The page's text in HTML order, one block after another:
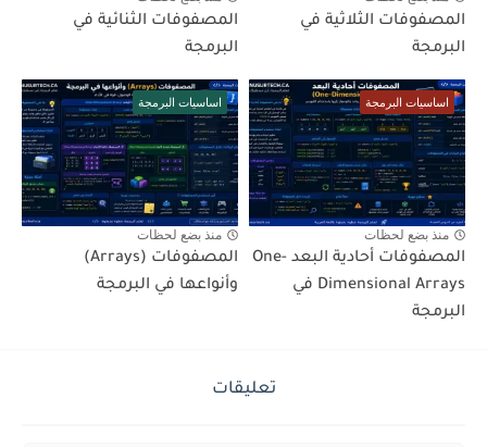
المصفوفات الثلاثية في
البرمجة
المصفوفات الثنائية في
البرمجة
اساسيات البرمجة
منذ بضع لحظات
المصفوفات أحادية البعد One-
Dimensional Arrays في
البرمجة
اساسيات البرمجة
منذ بضع لحظات
المصفوفات (Arrays)
وأنواعها في البرمجة
تعليقات